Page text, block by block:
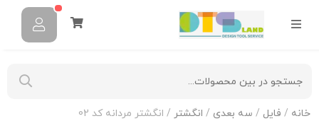
خانه / فایل / سه بعدی / انگشتر / انگشتر مردانه کد 02